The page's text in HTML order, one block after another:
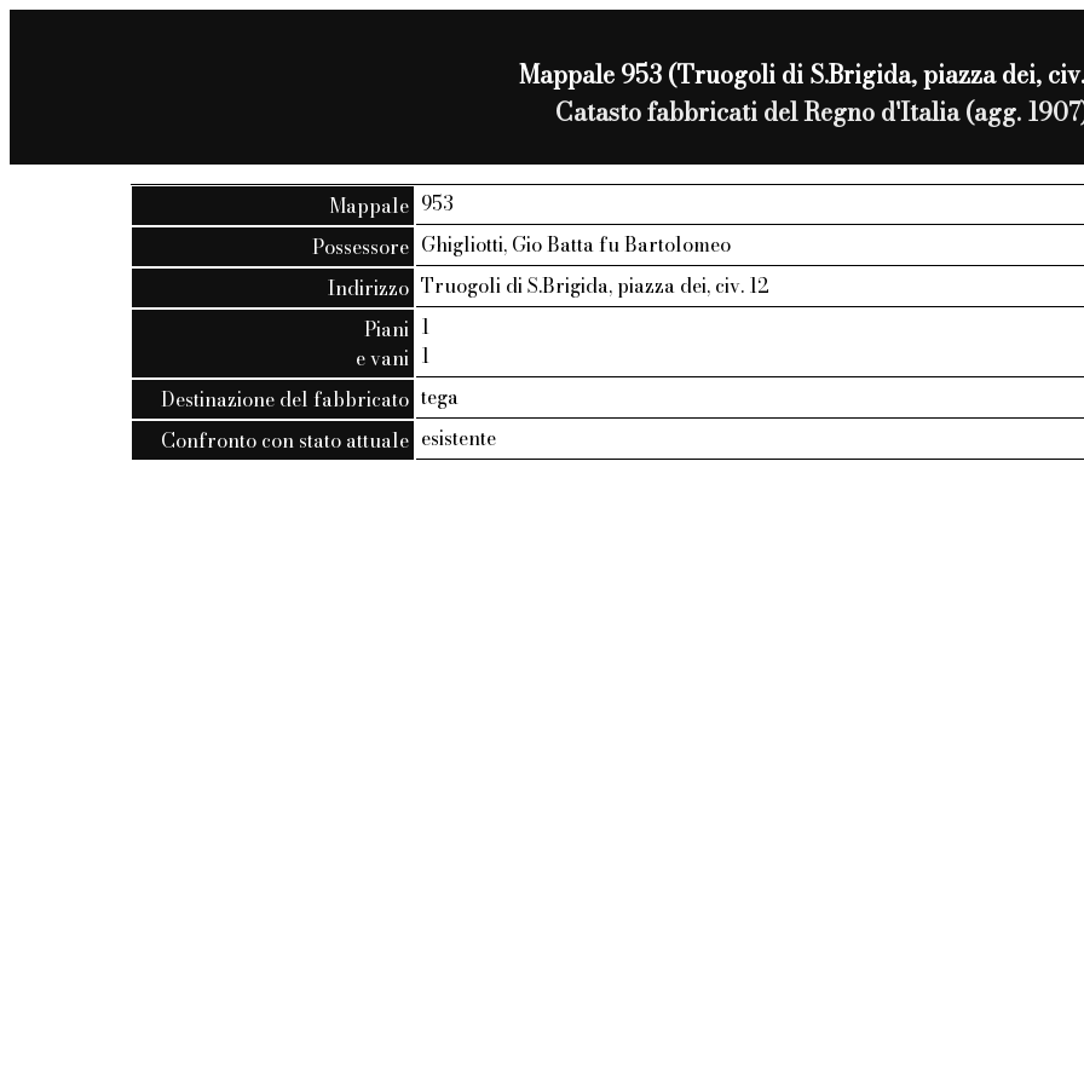
Mappale 953 (Truogoli di S.Brigida, piazza dei,
Catasto fabbricati del Regno d'Italia (agg.
Mappale 953
Possessore Ghigliotti, Gio Batta fu Bartolomeo
Indirizzo Truogoli di S.Brigida, piazza dei, civ. 12
Piani
e vani
1
1
Destinazione del fabbricato tega
Confronto con stato attuale esistente